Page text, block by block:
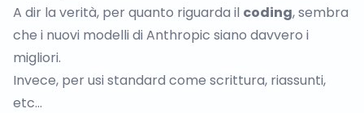
A dir la verità, per quanto riguarda il coding, sembra
che i nuovi modelli di Anthropic siano davvero i
migliori.
Invece, per usi standard come scrittura, riassunti,
etc…